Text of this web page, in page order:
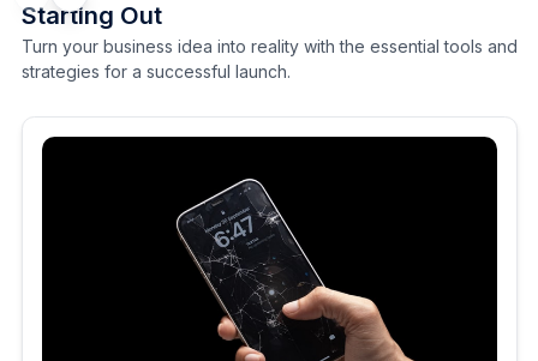
Starting Out
Turn your business idea into reality with the essential tools and
strategies for a successful launch.